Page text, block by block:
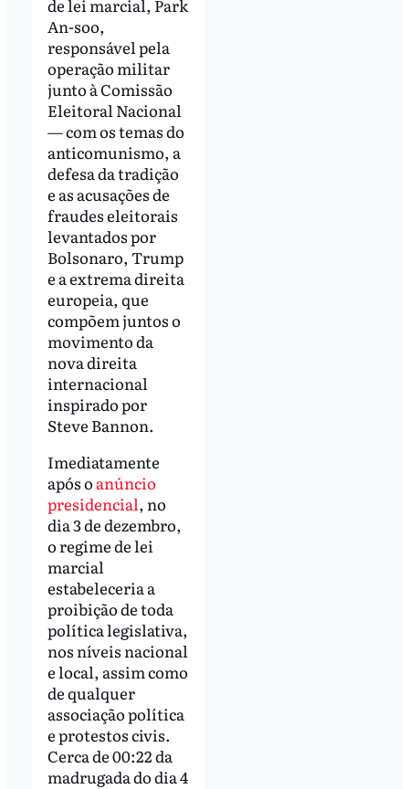
de lei marcial, Park
An-soo,
responsável pela
operação militar
junto à Comissão
Eleitoral Nacional
— com os temas do
anticomunismo, a
defesa da tradição
e as acusações de
fraudes eleitorais
levantados por
Bolsonaro, Trump
e a extrema direita
europeia, que
compõem juntos o
movimento da
nova direita
internacional
inspirado por
Steve Bannon.
Imediatamente
após o anúncio
presidencial, no
dia 3 de dezembro,
o regime de lei
marcial
estabeleceria a
proibição de toda
política legislativa,
nos níveis nacional
e local, assim como
de qualquer
associação política
e protestos civis.
Cerca de 00:22 da
madrugada do dia 4